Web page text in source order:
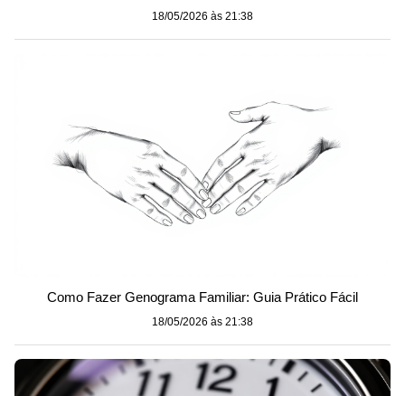
18/05/2026 às 21:38
Como Fazer Genograma Familiar: Guia Prático Fácil
18/05/2026 às 21:38